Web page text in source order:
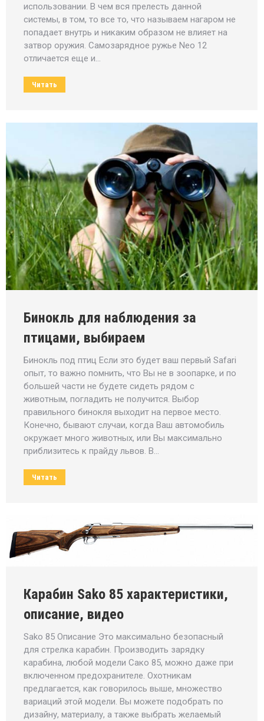
использовании. В чем вся прелесть данной
системы, в том, то все то, что называем нагаром не
попадает внутрь и никаким образом не влияет на
затвор оружия. Самозарядное ружье Neo 12
отличается еще и…
Читать
Бинокль для наблюдения за
птицами, выбираем
Бинокль под птиц Если это будет ваш первый Safari
опыт, то важно помнить, что Вы не в зоопарке, и по
большей части не будете сидеть рядом с
животным, погладить не получится. Выбор
правильного бинокля выходит на первое место.
Конечно, бывают случаи, когда Ваш автомобиль
окружает много животных, или Вы максимально
приблизитесь к прайду львов. В…
Читать
Карабин Sako 85 характеристики,
описание, видео
Sako 85 Описание Это максимально безопасный
для стрелка карабин. Производить зарядку
карабина, любой модели Сако 85, можно даже при
включенном предохранителе. Охотникам
предлагается, как говорилось выше, множество
вариаций этой модели. Вы можете подобрать по
дизайну, материалу, а также выбрать желаемый